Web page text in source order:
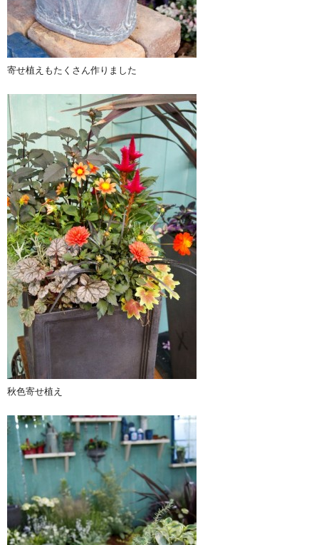
寄せ植えもたくさん作りました
秋色寄せ植え